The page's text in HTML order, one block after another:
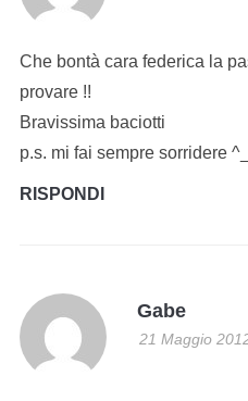
Che bontà cara federica la
provare !!
Bravissima baciotti
p.s. mi fai sempre sorridere
RISPONDI
Gabe
21 Maggio